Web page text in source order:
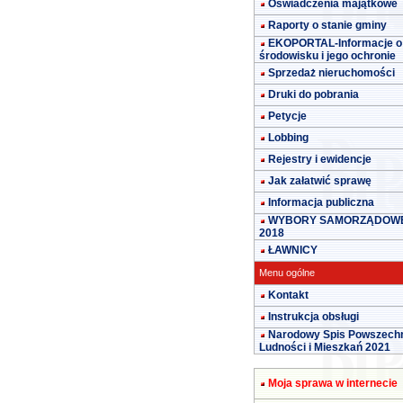
Oświadczenia majątkowe
Raporty o stanie gminy
EKOPORTAL-Informacje o
środowisku i jego ochronie
Sprzedaż nieruchomości
Druki do pobrania
Petycje
Lobbing
Rejestry i ewidencje
Jak załatwić sprawę
Informacja publiczna
WYBORY
2018
ŁAWNICY
Menu ogólne
Kontakt
Instrukcja obsługi
Narodowy Spis
Ludności i Mieszkań 2021
Moja sprawa w internecie